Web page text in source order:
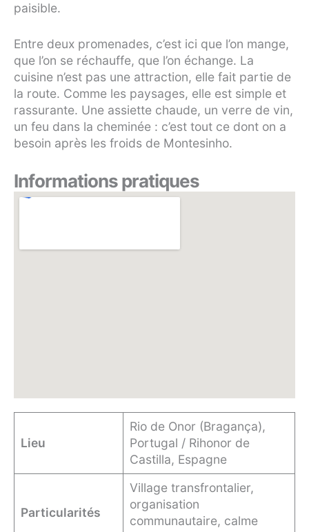
paisible.
Entre deux promenades, c’est ici que l’on mange,
que l’on se réchauffe, que l’on échange. La
cuisine n’est pas une attraction, elle fait partie de
la route. Comme les paysages, elle est simple et
rassurante. Une assiette chaude, un verre de vin,
un feu dans la cheminée : c’est tout ce dont on a
besoin après les froids de Montesinho.
Informations pratiques
Lieu
Rio de Onor (Bragança),
Portugal / Rihonor de
Castilla, Espagne
Particularités
Village transfrontalier,
organisation
communautaire, calme